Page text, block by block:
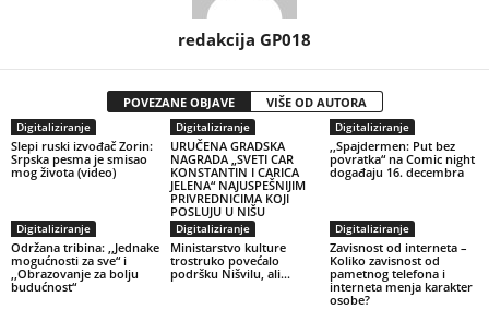
redakcija GP018
POVEZANE OBJAVE VIŠE OD AUTORA
Digitaliziranje
Slepi ruski izvođač Zorin:
Srpska pesma je smisao
mog života (video)
Digitaliziranje
URUČENA GRADSKA
NAGRADA „SVETI CAR
KONSTANTIN I CARICA
JELENA“ NAJUSPEŠNIJIM
PRIVREDNICIMA KOJI
POSLUJU U NIŠU
Digitaliziranje
,,Spajdermen: Put bez
povratka“ na Comic night
događaju 16. decembra
Digitaliziranje
Održana tribina: ,,Jednake
mogućnosti za sve“ i
,,Obrazovanje za bolju
budućnost“
Digitaliziranje
Ministarstvo kulture
trostruko povećalo
podršku Nišvilu, ali…
Digitaliziranje
Zavisnost od interneta –
Koliko zavisnost od
pametnog telefona i
interneta menja karakter
osobe?